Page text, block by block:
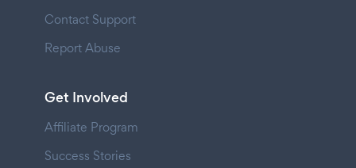
Contact Support
Report Abuse
Get Involved
Affiliate Program
Success Stories